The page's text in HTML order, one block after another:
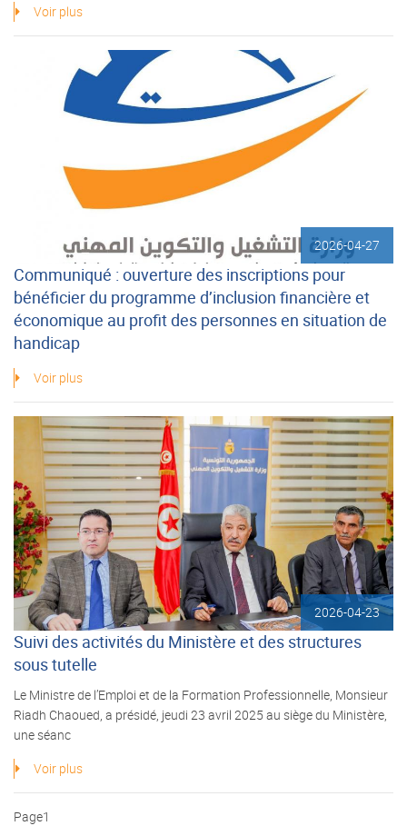
Voir plus
2026-04-27
Communiqué : ouverture des inscriptions pour
bénéficier du programme d’inclusion financière et
économique au profit des personnes en situation de
handicap
Voir plus
2026-04-23
Suivi des activités du Ministère et des structures
sous tutelle
Le Ministre de l’Emploi et de la Formation Professionnelle, Monsieur
Riadh Chaoued, a présidé, jeudi 23 avril 2025 au siège du Ministère,
une séanc
Voir plus
Pagination
Page1